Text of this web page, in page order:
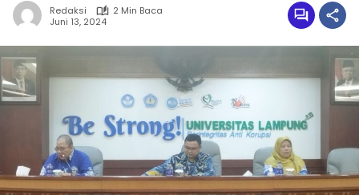
Redaksi
2 Min Baca
Juni 13, 2024